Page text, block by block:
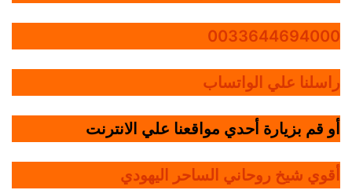
0033644694000
راسلنا علي الواتساب
أو قم بزيارة أحدي مواقعنا علي الانترنت
أقوي شيخ روحاني الساحر اليهودي